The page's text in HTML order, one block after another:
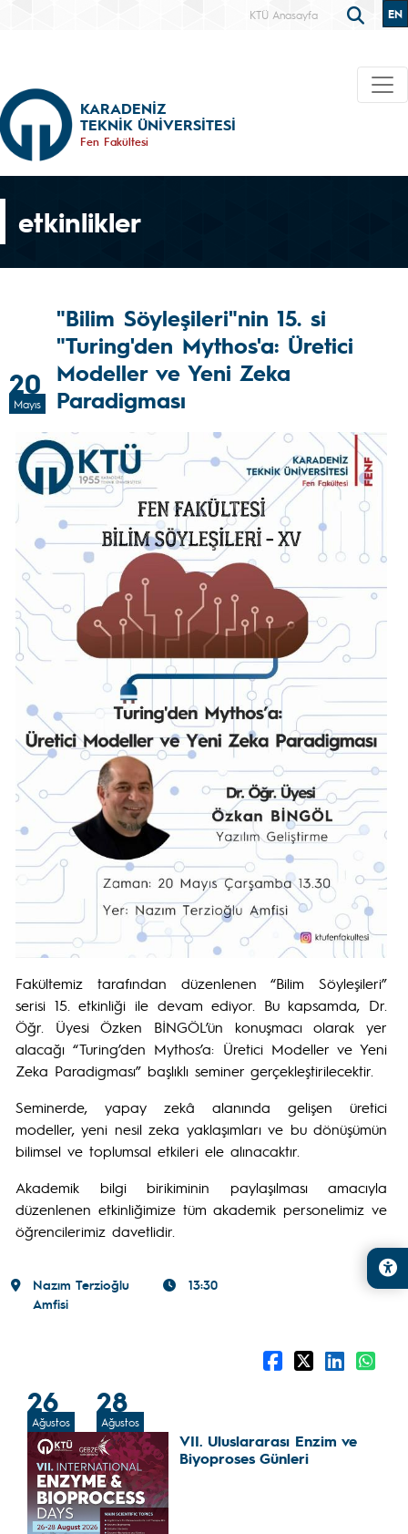
KTÜ Anasayfa EN
KARADENİZ
TEKNİK ÜNİVERSİTESİ
Fen Fakültesi
etkinlikler
20
Mayıs
"Bilim Söyleşileri"nin 15. si
"Turing'den Mythos'a: Üretici
Modeller ve Yeni Zeka
Paradigması
Fakültemiz tarafından düzenlenen “Bilim Söyleşileri”
serisi 15. etkinliği ile devam ediyor. Bu kapsamda, Dr.
Öğr. Üyesi Özken BİNGÖL’ün konuşmacı olarak yer
alacağı “Turing’den Mythos’a: Üretici Modeller ve Yeni
Zeka Paradigması” başlıklı seminer gerçekleştirilecektir.
Seminerde, yapay zekâ alanında gelişen üretici
modeller, yeni nesil zeka yaklaşımları ve bu dönüşümün
bilimsel ve toplumsal etkileri ele alınacaktır.
Akademik bilgi birikiminin paylaşılması amacıyla
düzenlenen etkinliğimize tüm akademik personelimiz ve
öğrencilerimiz davetlidir.
Nazım Terzioğlu
Amfisi
13:30
26
Ağustos
28
Ağustos
VII. Uluslararası Enzim ve
Biyoproses Günleri